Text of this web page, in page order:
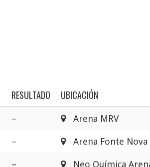
RESULTADO UBICACIÓN
– Arena MRV
– Arena Fonte Nova
– Neo Química